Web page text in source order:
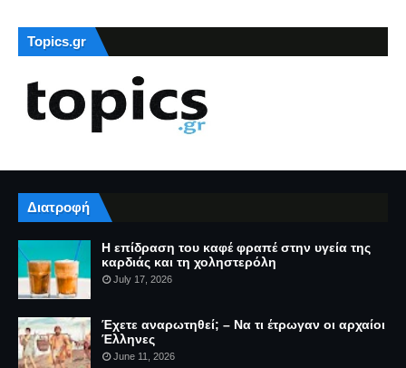
Topics.gr
Διατροφή
Η επίδραση του καφέ φραπέ στην υγεία της
καρδιάς και τη χοληστερόλη
July 17, 2026
Έχετε αναρωτηθεί; – Να τι έτρωγαν οι αρχαίοι
Έλληνες
June 11, 2026